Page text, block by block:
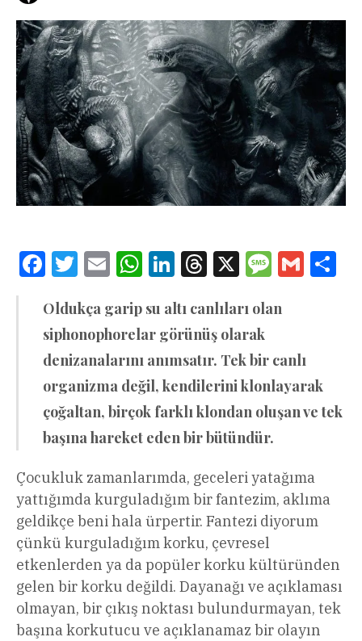
FacebookTwitterEmail WhatsAppLinkedInThreads
X Message
Gmail
Oldukça garip su altı canlıları olan
siphonophorelar görünüş olarak
denizanalarını anımsatır. Tek bir canlı
organizma değil, kendilerini klonlayarak
çoğaltan, birçok farklı klondan oluşan ve tek
başına hareket eden bir bütündür.
Çocukluk zamanlarımda, geceleri yatağıma
yattığımda kurguladığım bir fantezim, aklıma
geldikçe beni hala ürpertir. Fantezi diyorum
çünkü kurguladığım korku, çevresel
etkenlerden ya da popüler korku kültüründen
gelen bir korku değildi. Dayanağı ve açıklaması
olmayan, bir çıkış noktası bulundurmayan, tek
başına korkutucu ve açıklanamaz bir olayın